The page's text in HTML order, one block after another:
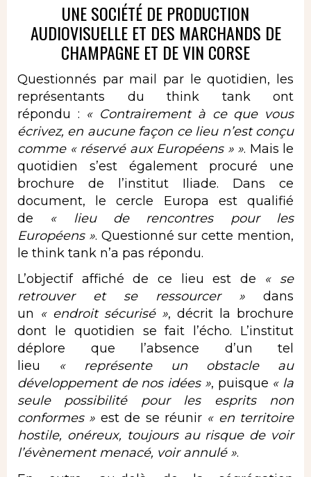
UNE SOCIÉTÉ DE PRODUCTION
AUDIOVISUELLE ET DES MARCHANDS DE
CHAMPAGNE ET DE VIN CORSE
Questionnés par mail par le quotidien, les
représentants du think tank ont
répondu : « Contrairement à ce que vous
écrivez, en aucune façon ce lieu n’est conçu
comme « réservé aux Européens » ». Mais le
quotidien s’est également procuré une
brochure de l’institut Iliade. Dans ce
document, le cercle Europa est qualifié
de « lieu de rencontres pour les
Européens ». Questionné sur cette mention,
le think tank n’a pas répondu.
L’objectif affiché de ce lieu est de « se
retrouver et se ressourcer » dans
un « endroit sécurisé », décrit la brochure
dont le quotidien se fait l’écho. L’institut
déplore que l’absence d’un tel
lieu « représente un obstacle au
développement de nos idées », puisque « la
seule possibilité pour les esprits non
conformes » est de se réunir « en territoire
hostile, onéreux, toujours au risque de voir
l’évènement menacé, voir annulé ».